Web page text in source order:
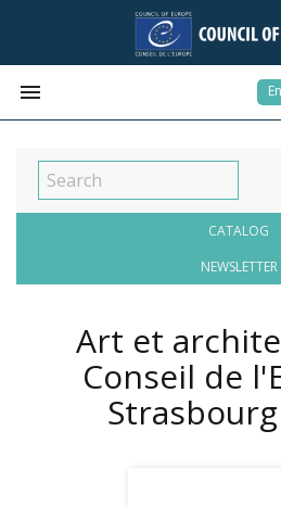

CATALOG
NEWSLETTER
Art et
Conseil de
Strasbourg